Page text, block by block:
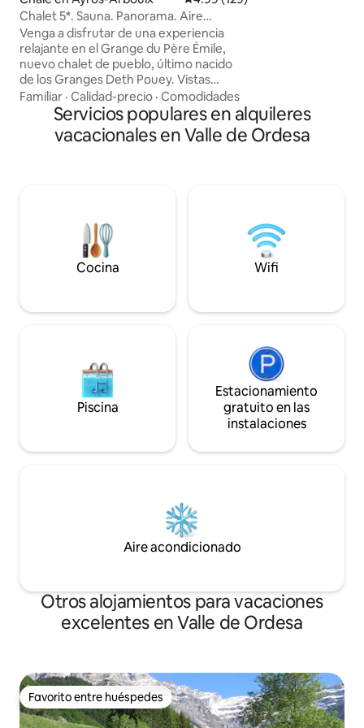
Chalet 5*. Sauna. Panorama. Aire
acondicionado. Terminal eléctrico
Venga a disfrutar de una experiencia
relajante en el Grange du Père Émile,
nuevo chalet de pueblo, último nacido
de los Granges Deth Pouey. Vistas
absolutamente panorámicas desde
todas las habitaciones y el jardín cerrado,
así como desde la sauna y la ducha
exterior. Dependencia segura para
(5p). Cargador V.Elec. Servicios de muy
buena calidad.
Familiar · Calidad-precio · Comodidades
Servicios populares en alquileres
vacacionales en Valle de Ordesa
Cocina Wifi
Piscina
Estacionamiento
gratuito en las
instalaciones
Aire acondicionado
Otros alojamientos para vacaciones
excelentes en Valle de Ordesa
Favorito entre huéspedes
Favorito entre huéspedes